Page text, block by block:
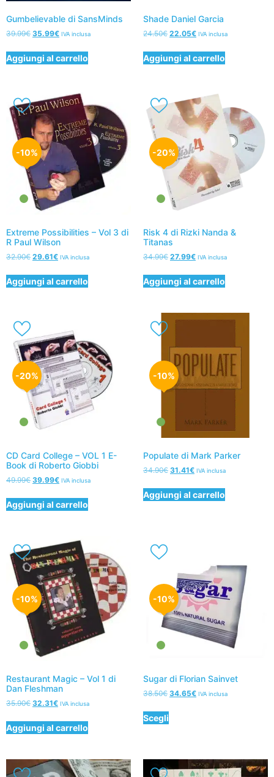
Gumbelievable di SansMinds
39.99€ 35.99€ IVA inclusa
Aggiungi al carrello
Shade Daniel Garcia
24.50€ 22.05€ IVA inclusa
Aggiungi al carrello
-10%
Extreme Possibilities – Vol 3 di
R Paul Wilson
32.90€ 29.61€ IVA inclusa
Aggiungi al carrello
-20%
Risk 4 di Rizki Nanda &
Titanas
34.99€ 27.99€ IVA inclusa
Aggiungi al carrello
-20%
CD Card College – VOL 1 E-
Book di Roberto Giobbi
49.99€ 39.99€ IVA inclusa
Aggiungi al carrello
-10%
Populate di Mark Parker
34.90€ 31.41€ IVA inclusa
Aggiungi al carrello
-10%
Restaurant Magic – Vol 1 di
Dan Fleshman
35.90€ 32.31€ IVA inclusa
Aggiungi al carrello
-10%
Sugar di Florian Sainvet
38.50€ 34.65€ IVA inclusa
Scegli